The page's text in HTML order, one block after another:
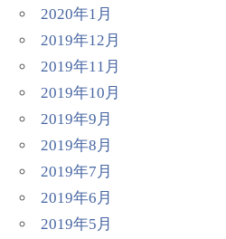
2020年1月
2019年12月
2019年11月
2019年10月
2019年9月
2019年8月
2019年7月
2019年6月
2019年5月